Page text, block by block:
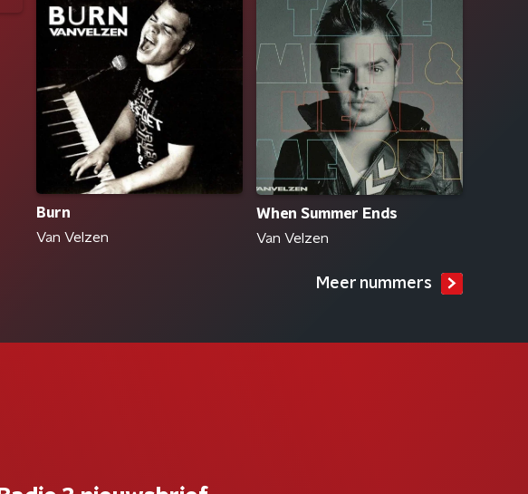
Burn
Van Velzen
When Summer Ends
Van Velzen
Meer nummers